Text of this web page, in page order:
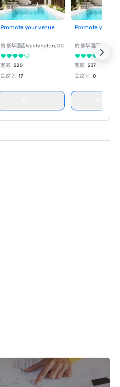
Promote your venue
的 豪华酒店Washington, DC
客房: 220
会议室: 17
Promote your
的 豪华酒店
客房: 237
会议室: 8